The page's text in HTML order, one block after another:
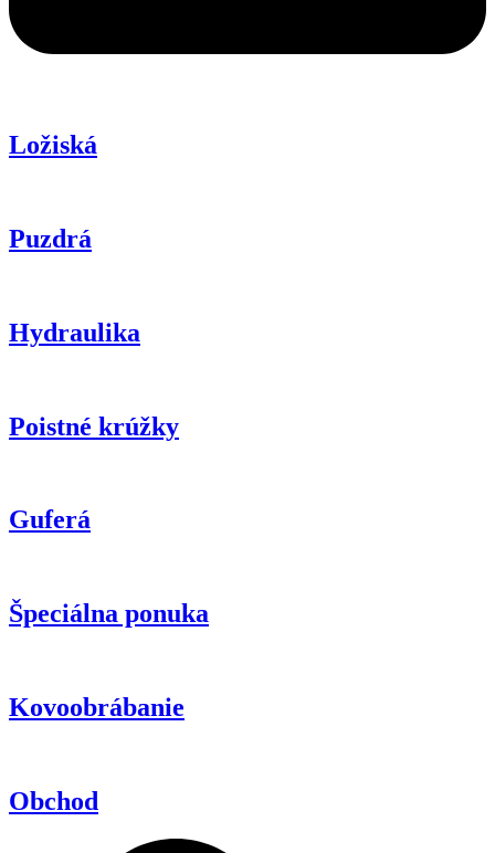
Ložiská
Puzdrá
Hydraulika
Poistné krúžky
Guferá
Špeciálna ponuka
Kovoobrábanie
Obchod